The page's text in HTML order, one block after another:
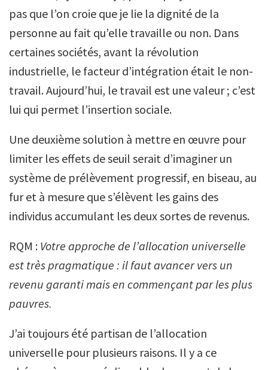
pas que l’on croie que je lie la dignité de la
personne au fait qu’elle travaille ou non. Dans
certaines sociétés, avant la révolution
industrielle, le facteur d’intégration était le non-
travail. Aujourd’hui, le travail est une valeur ; c’est
lui qui permet l’insertion sociale.
Une deuxième solution à mettre en œuvre pour
limiter les effets de seuil serait d’imaginer un
système de prélèvement progressif, en biseau, au
fur et à mesure que s’élèvent les gains des
individus accumulant les deux sortes de revenus.
RQM : Votre approche de l’allocation universelle
est très pragmatique : il faut avancer vers un
revenu garanti mais en commençant par les plus
pauvres.
J’ai toujours été partisan de l’allocation
universelle pour plusieurs raisons. Il y a ce